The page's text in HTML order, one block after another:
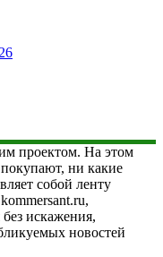
проектом. На этом
ни какие
собой ленту
искажения,
новостей